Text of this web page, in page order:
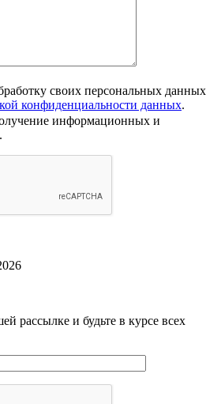
своих персональных данных
конфиденциальности данных.
информационных и
рассылке и будьте в курсе всех